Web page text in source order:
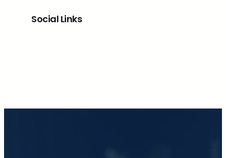
Social Links